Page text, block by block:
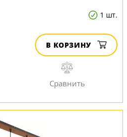
1 шт.
В КОРЗИНУ